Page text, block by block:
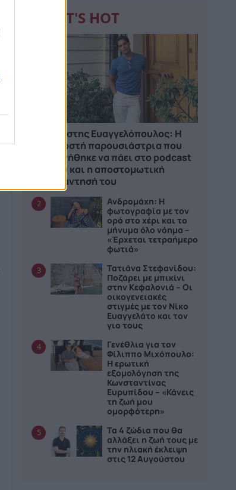
WHAT'S HOT
Ανέστης Ευαγγελόπουλος: Η
γνωστή παρουσιάστρια που
αρνήθηκε να πάει στο podcast
του και η αποστομωτική
απάντησή του
2
Ανδρομάχη: Η
φωτογραφία με τον
ορό στο χέρι και το
μήνυμα όλο νόημα –
«Έρχεται τετραήμερο
φωτιά»
3
Τατιάνα Στεφανίδου:
Ποζάρει με μπικίνι
στην Κεφαλονιά – Οι
οικογενειακές
στιγμές με τον Νίκο
Ευαγγελάτο και τον
γιο τους
4
Γενέθλια για τον
Φίλιππο Μιχόπουλο:
Η ερωτική
εξομολόγηση της
Κωνσταντίνας
Ευρυπίδου – «Κάνεις
τη ζωή μου
ομορφότερη»
5
Τα 4 ζώδια που θα
αλλάξει η ζωή τους με
την ηλιακή έκλειψη
στις 12 Αυγούστου